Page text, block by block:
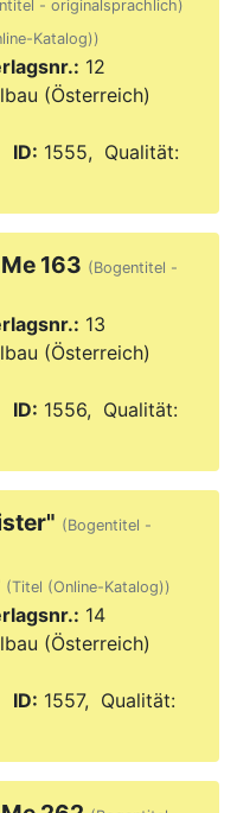
- originalsprachlich)
Katalog))
12
(Österreich)
ID: 1555, Qualität:
163 (Bogentitel -
13
(Österreich)
ID: 1556, Qualität:
(Bogentitel -
(Titel (Online-Katalog))
14
(Österreich)
ID: 1557, Qualität: